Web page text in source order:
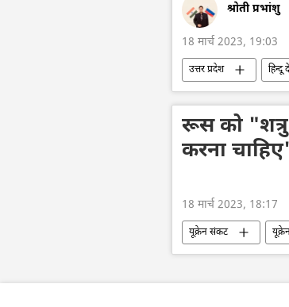
श्रोती प्रभांशु
18 मार्च 2023, 19:03
उत्तर प्रदेश हिन्दू
रूस को
करना
18 मार्च 2023, 18:17
यूक्रेन संकट